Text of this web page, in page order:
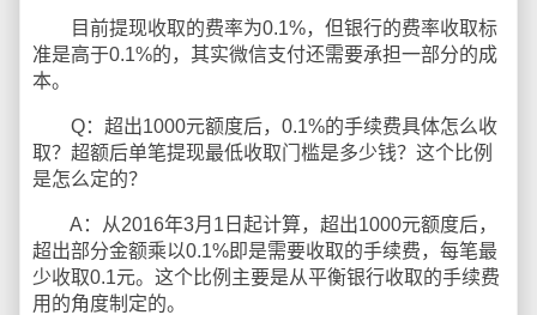
目前提现收取的费率为0.1%，但银行的费率收取标
准是高于0.1%的，其实微信支付还需要承担一部分的成
本。
Q：超出1000元额度后，0.1%的手续费具体怎么收
取？超额后单笔提现最低收取门槛是多少钱？这个比例
是怎么定的？
A：从2016年3月1日起计算，超出1000元额度后，
超出部分金额乘以0.1%即是需要收取的手续费，每笔最
少收取0.1元。这个比例主要是从平衡银行收取的手续费
用的角度制定的。